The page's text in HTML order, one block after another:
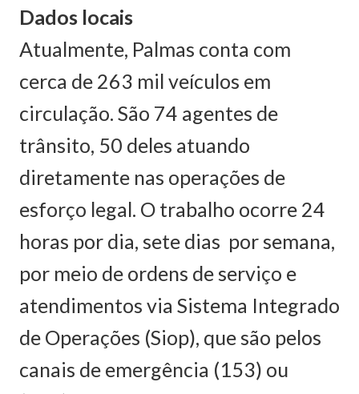
Dados locais
Atualmente, Palmas conta com
cerca de 263 mil veículos em
circulação. São 74 agentes de
trânsito, 50 deles atuando
diretamente nas operações de
esforço legal. O trabalho ocorre 24
horas por dia, sete dias por semana,
por meio de ordens de serviço e
atendimentos via Sistema Integrado
de Operações (Siop), que são pelos
canais de emergência (153) ou